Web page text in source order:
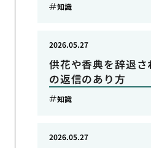
知識
供花や香典を辞退
の返信のあり方
2026.05.27
知識
2026.05.27